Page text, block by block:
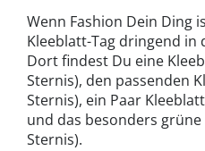
Wenn Fashion Dein Ding
Kleeblatt-Tag dringend in
Dort findest Du eine
Sternis), den passenden
Sternis), ein Paar
und das besonders
Sternis).